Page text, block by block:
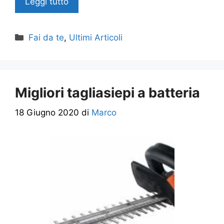
Categorie
Fai da te, Ultimi Articoli
Migliori tagliasiepi a batteria
18 Giugno 2020 di Marco